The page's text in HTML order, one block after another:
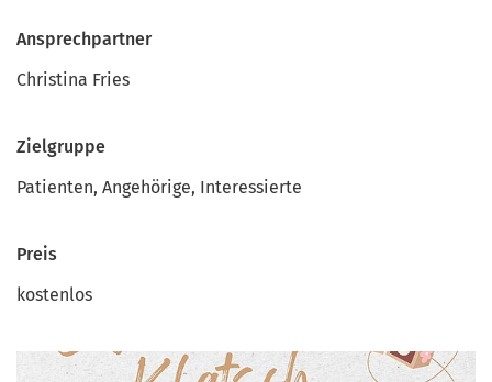
Ansprechpartner
Christina Fries
Zielgruppe
Patienten, Angehörige, Interessierte
Preis
kostenlos